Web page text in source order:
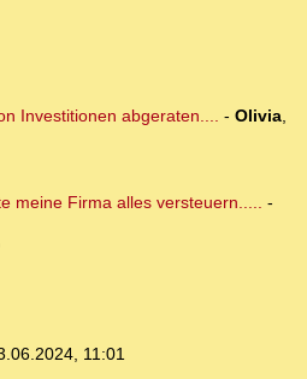
Investitionen abgeraten.... - Olivia,
meine Firma alles versteuern..... -
11:01